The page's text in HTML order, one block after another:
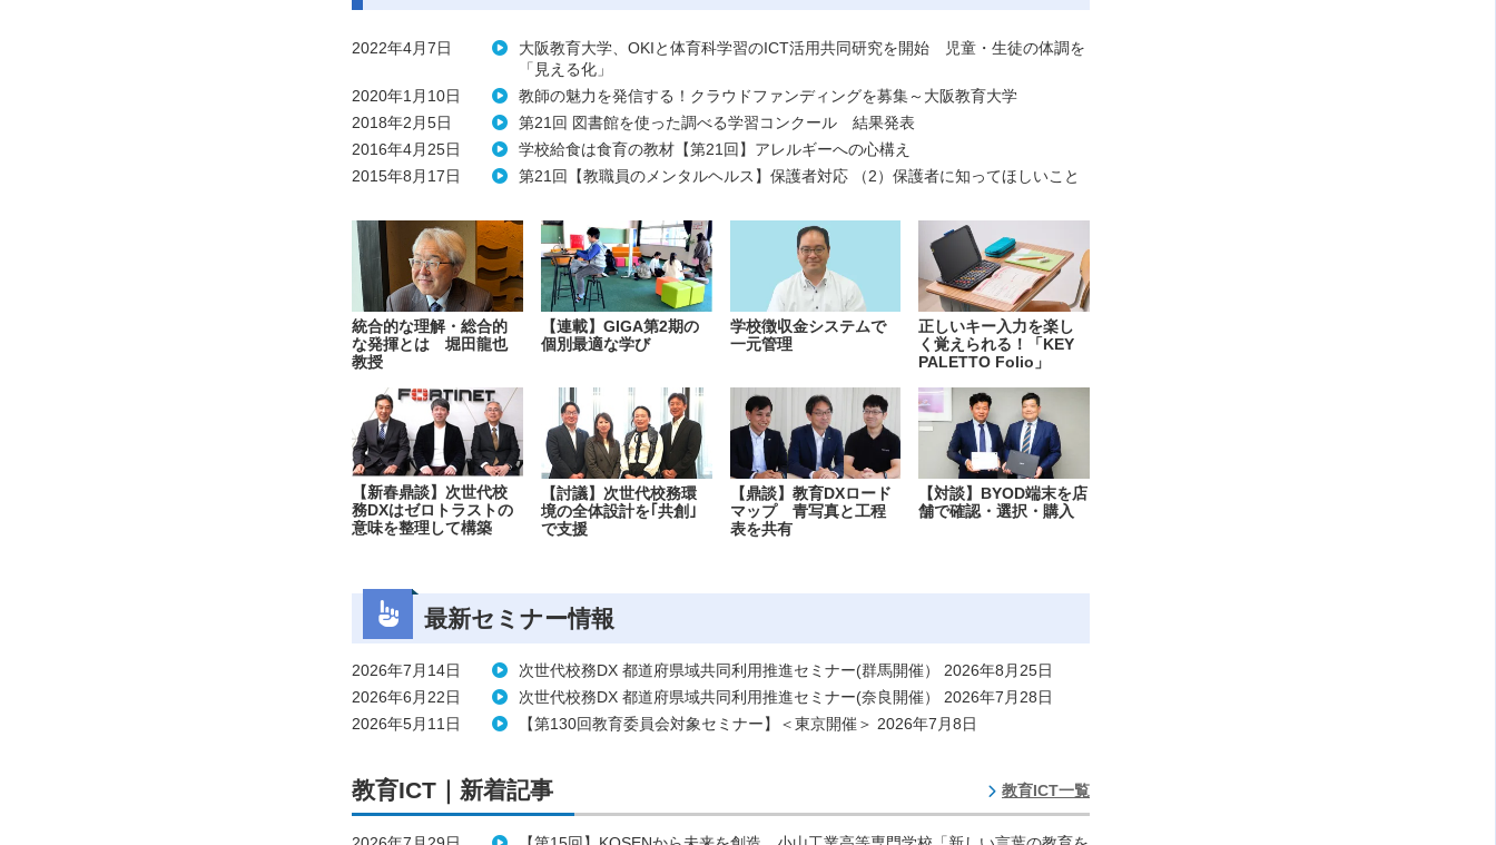
2022年4月7日
大阪教育大学、OKIと体育科学習のICT活用共同研究を開始 児童・生徒の体調を
「見える化」
2020年1月10日
教師の魅力を発信する！クラウドファンディングを募集～大阪教育大学
2018年2月5日
第21回 図書館を使った調べる学習コンクール 結果発表
2016年4月25日
学校給食は食育の教材【第21回】アレルギーへの心構え
2015年8月17日
第21回【教職員のメンタルヘルス】保護者対応 （2）保護者に知ってほしいこと
統合的な理解・総合的
な発揮とは 堀田龍也
教授
【連載】GIGA第2期の
個別最適な学び
学校徴収金システムで
一元管理
正しいキー入力を楽し
く覚えられる！「KEY
PALETTO Folio」
【新春鼎談】次世代校
務DXはゼロトラストの
意味を整理して構築
【討議】次世代校務環
境の全体設計を｢共創｣
で支援
【鼎談】教育DXロード
マップ 青写真と工程
表を共有
【対談】BYOD端末を店
舗で確認・選択・購入
最新セミナー情報
2026年7月14日
次世代校務DX 都道府県域共同利用推進セミナー(群馬開催） 2026年8月25日
2026年6月22日
次世代校務DX 都道府県域共同利用推進セミナー(奈良開催） 2026年7月28日
2026年5月11日
【第130回教育委員会対象セミナー】＜東京開催＞ 2026年7月8日
教育ICT｜新着記事 教育ICT一覧